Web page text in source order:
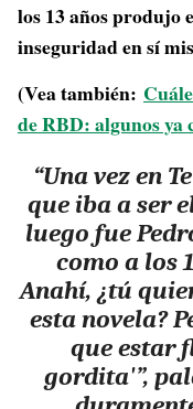
los 13 años produjo
inseguridad en sí
(Vea también:
de RBD: algunos ya
“Una vez en
que iba a ser
luego fue
como a los
Anahí, ¿tú
esta novela?
que estar
gordita'”,